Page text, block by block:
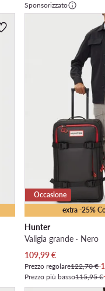
Sponsorizzato
extra -25%
Occasione
Hunter
Valigia grande · Nero
Prezzo attuale
109,99€
Prezzo regolare122,70 €-
Prezzo più basso115,95 €